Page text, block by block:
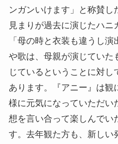
ンガンいけます」と称賛し
見まりが過去に演じたハニ
「母の時と衣装も違うし
や歌は、母親が演じていた
じているということに対
あります。『アニー』は観
様に元気になっていただい
想を言い合って楽しんでい
す。去年観た方も、新しい